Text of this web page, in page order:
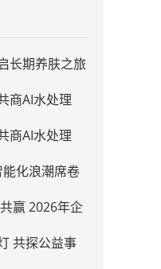
长期养肤之旅
商AI水处理
商AI水处理
化浪潮席卷
赢 2026年企
共探公益事